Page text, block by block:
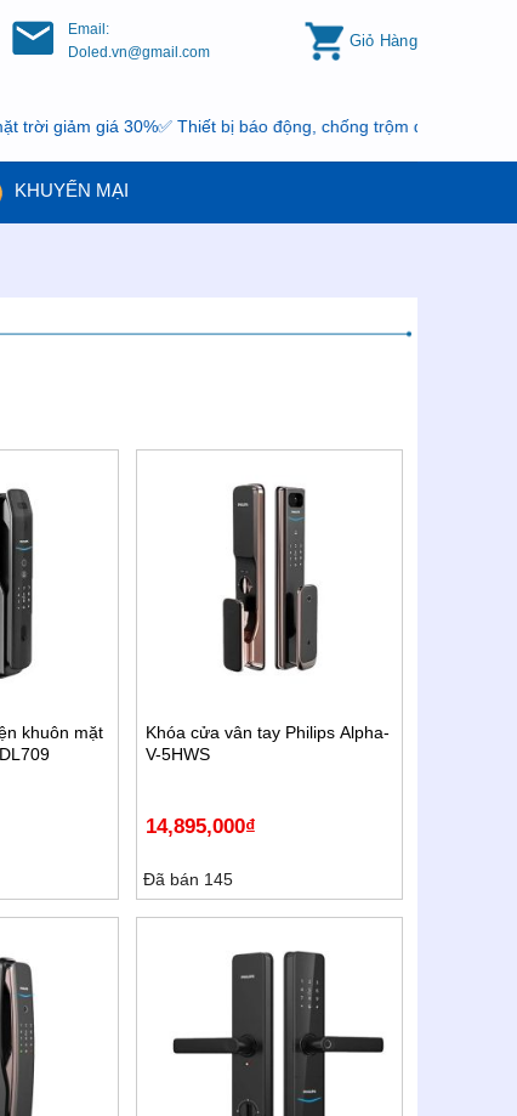
Email:
Doled.vn@gmail.com
Giỏ Hàng
giảm giá 30%✅ Thiết bị báo động, chống trộm đang có
KHUYẾN MẠI
khuôn mặt
Khóa cửa vân tay Philips Alpha-
V-5HWS
14,895,000₫
Đã bán 145